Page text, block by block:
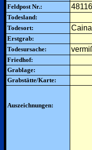
Feldpost Nr.:
48116
Todesland:
Todesort:
Erstgrab:
Todesursache:
Friedhof:
Grablage:
Grabstätte/Karte:
Auszeichnungen: